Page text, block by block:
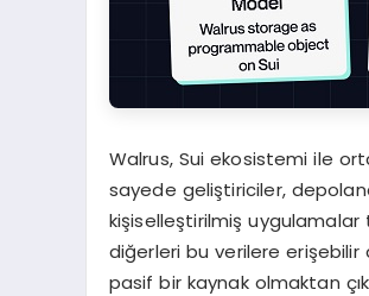
Walrus, Sui ekosistemi ile
sayede geliştiriciler,
kişiselleştirilmiş
diğerleri bu verilere
pasif bir kaynak olmaktan